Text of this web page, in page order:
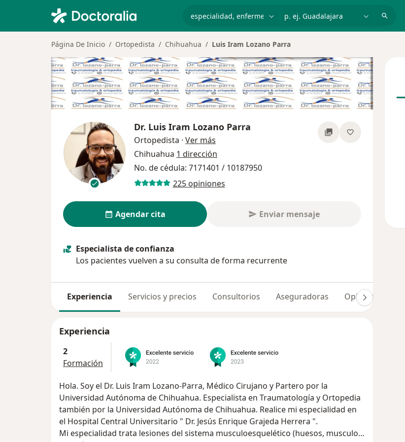
Página De Inicio Ortopedista Chihuahua Luis Iram Lozano Parra
Dr. Luis Iram Lozano Parra
Ortopedista · Ver más
Chihuahua 1 dirección
No. de cédula: 7171401 / 10187950
225 opiniones
Agendar cita Enviar mensaje
Especialista de confianza
Los pacientes vuelven a su consulta de forma recurrente
Experiencia Servicios y precios Consultorios Aseguradoras Opiniones (225)
Experiencia
2
Formación
Hola. Soy el Dr. Luis Iram Lozano-Parra, Médico Cirujano y Partero por la
Universidad Autónoma de Chihuahua. Especialista en Traumatología y Ortopedia
también por la Universidad Autónoma de Chihuahua. Realice mi especialidad en
el Hospital Central Universitario " Dr. Jesús Enrique Grajeda Herrera ".
Mi especialidad trata lesiones del sistema musculoesquelético (huesos, musculos